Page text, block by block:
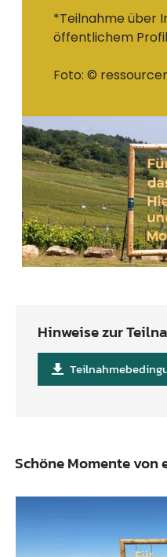
*Teilnahme über
öffentlichem
Foto: ©
Hinweise zur
Schöne Momente von